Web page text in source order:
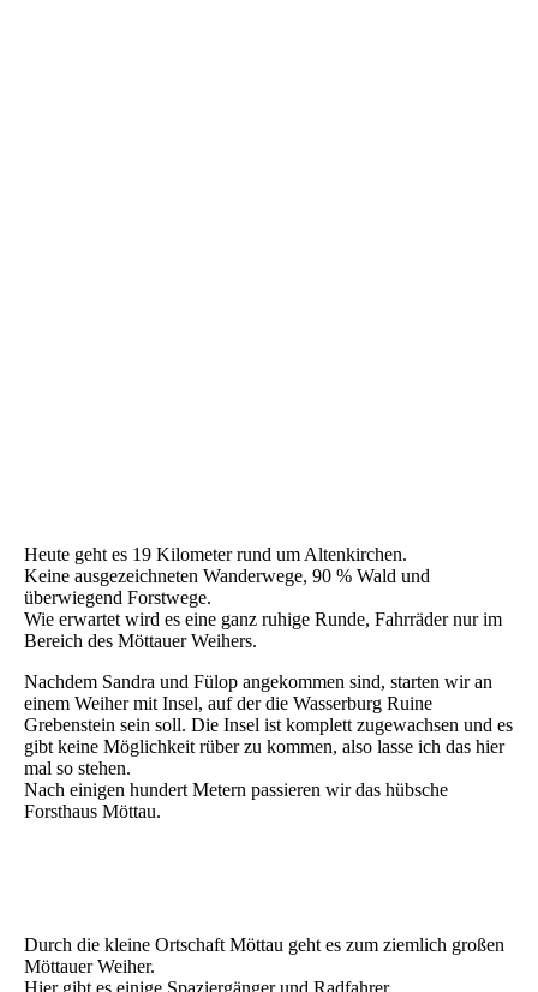
Heute geht es 19 Kilometer rund um Altenkirchen.
Keine ausgezeichneten Wanderwege, 90 % Wald und
überwiegend Forstwege.
Wie erwartet wird es eine ganz ruhige Runde, Fahrräder nur im
Bereich des Möttauer Weihers.
Nachdem Sandra und Fülop angekommen sind, starten wir an
einem Weiher mit Insel, auf der die Wasserburg Ruine
Grebenstein sein soll. Die Insel ist komplett zugewachsen und es
gibt keine Möglichkeit rüber zu kommen, also lasse ich das hier
mal so stehen.
Nach einigen hundert Metern passieren wir das hübsche
Forsthaus Möttau.
Durch die kleine Ortschaft Möttau geht es zum ziemlich großen
Möttauer Weiher.